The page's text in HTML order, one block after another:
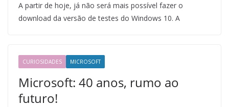
A partir de hoje, já não será mais possível fazer o
download da versão de testes do Windows 10. A
CURIOSIDADES MICROSOFT
Microsoft: 40 anos, rumo ao
futuro!